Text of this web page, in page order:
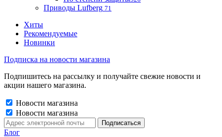
Приводы Lufberg 71
Хиты
Рекомендуемые
Новинки
Подписка на новости магазина
Подпишитесь на рассылку и получайте свежие новости и
акции нашего магазина.
Новости магазина
Новости магазина
Блог